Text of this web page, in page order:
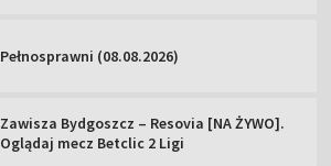
Pełnosprawni (08.08.2026)
Zawisza Bydgoszcz – Resovia [NA ŻYWO].
Oglądaj mecz Betclic 2 Ligi